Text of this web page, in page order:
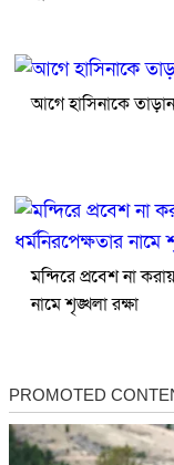
আগে হাসিনাকে
মন্দিরে প্রবেশ না
নামে শৃঙ্খলা রক্ষা